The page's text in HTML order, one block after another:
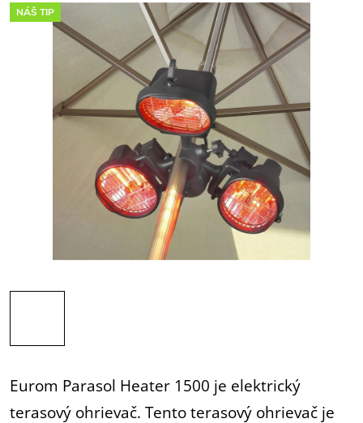
NÁŠ TIP
Eurom Parasol Heater 1500 je elektrický
terasový ohrievač. Tento terasový ohrievač je